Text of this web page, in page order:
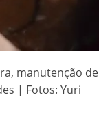
manutenção de
| Fotos: Yuri